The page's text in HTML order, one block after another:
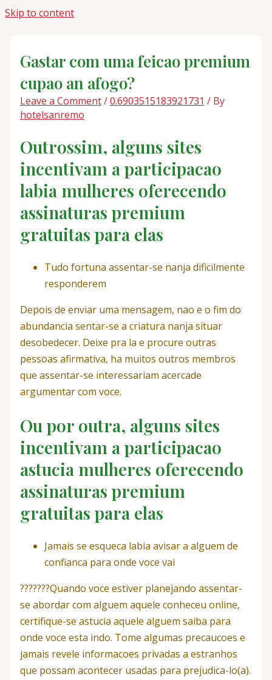
Skip to content
Gastar com uma feicao premium
cupao an afogo?
Leave a Comment/0.6903515183921731 / By
hotelsanremo
Outrossim, alguns sites
incentivam a participacao
labia mulheres oferecendo
assinaturas premium
gratuitas para elas
Tudo fortuna assentar-se nanja dificilmente
responderem
Depois de enviar uma mensagem, nao e o fim do
abundancia sentar-se a criatura nanja situar
desobedecer. Deixe pra la e procure outras
pessoas afirmativa, ha muitos outros membros
que assentar-se interessariam acercade
argumentar com voce.
Ou por outra, alguns sites
incentivam a participacao
astucia mulheres oferecendo
assinaturas premium
gratuitas para elas
Jamais se esqueca labia avisar a alguem de
confianca para onde voce vai
???????Quando voce estiver planejando assentar-
se abordar com alguem aquele conheceu online,
certifique-se astucia aquele alguem saiba para
onde voce esta indo. Tome algumas precaucoes e
jamais revele informacoes privadas a estranhos
que possam acontecer usadas para prejudica-lo(a).